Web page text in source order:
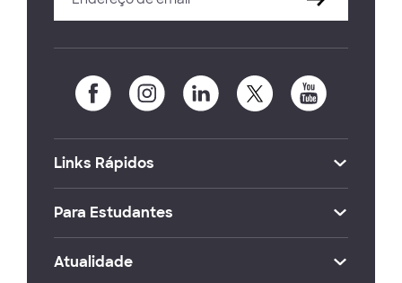
Links Rápidos
Para Estudantes
Atualidade